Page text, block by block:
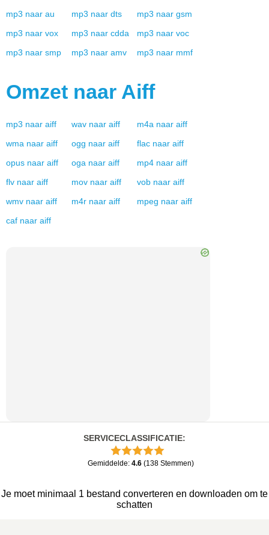
mp3 naar au mp3 naar dts mp3 naar gsm
mp3 naar vox mp3 naar cdda mp3 naar voc
mp3 naar smp mp3 naar amv mp3 naar mmf
Omzet naar Aiff
mp3 naar aiff wav naar aiff m4a naar aiff
wma naar aiff ogg naar aiff flac naar aiff
opus naar aiff oga naar aiff mp4 naar aiff
flv naar aiff mov naar aiff vob naar aiff
wmv naar aiff m4r naar aiff mpeg naar aiff
caf naar aiff
SERVICECLASSIFICATIE:
Gemiddelde: 4.6 (138 Stemmen)
Je moet minimaal 1 bestand converteren en downloaden om te
schatten